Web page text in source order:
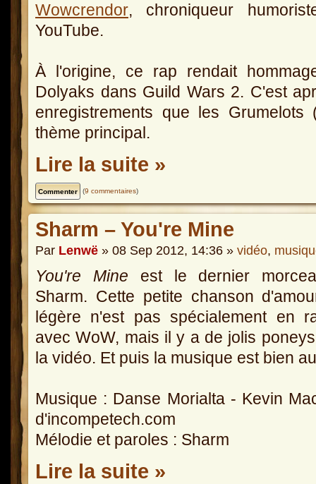
Wowcrendor, chroniqueur
YouTube.
À l'origine, ce rap rendait
Dolyaks dans Guild Wars 2. C'est
enregistrements que les
thème principal.
Lire la suite »
(9 commentaires)
Sharm – You're Mine
Par Lenwë » 08 Sep 2012, 14:36 » vidéo,
You're Mine est le dernier
Sharm. Cette petite chanson
légère n'est pas spécialement en
avec WoW, mais il y a de jolis
la vidéo. Et puis la musique est bien
Musique : Danse Morialta - Kevin
d'incompetech.com
Mélodie et paroles : Sharm
Lire la suite »